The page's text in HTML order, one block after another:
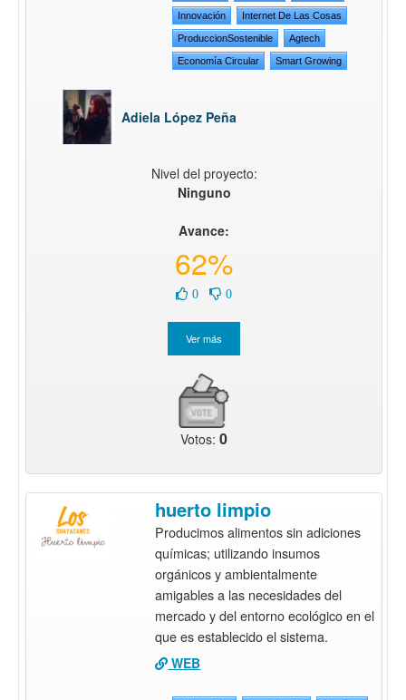
Innovación Internet De Las Cosas
ProduccionSostenible Agtech
Economía Circular Smart Growing
Adiela López Peña
Nivel del proyecto:
Ninguno
Avance:
62%
0 0
Votos: 0
huerto limpio
Producimos alimentos sin adiciones
químicas; utilizando insumos
orgánicos y ambientalmente
amigables a las necesidades del
mercado y del entorno ecológico en el
que es establecido el sistema.
WEB